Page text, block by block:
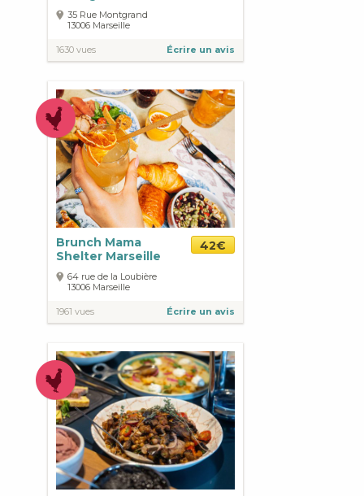
35 Rue Montgrand
13006 Marseille
1630 vues Écrire un avis
Brunch Mama
Shelter Marseille
42€
64 rue de la Loubière
13006 Marseille
1961 vues Écrire un avis